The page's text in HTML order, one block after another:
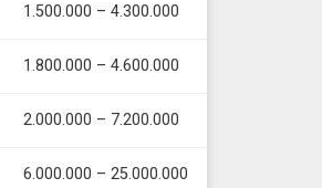
1.500.000 – 4.300.000
1.800.000 – 4.600.000
2.000.000 – 7.200.000
6.000.000 – 25.000.000